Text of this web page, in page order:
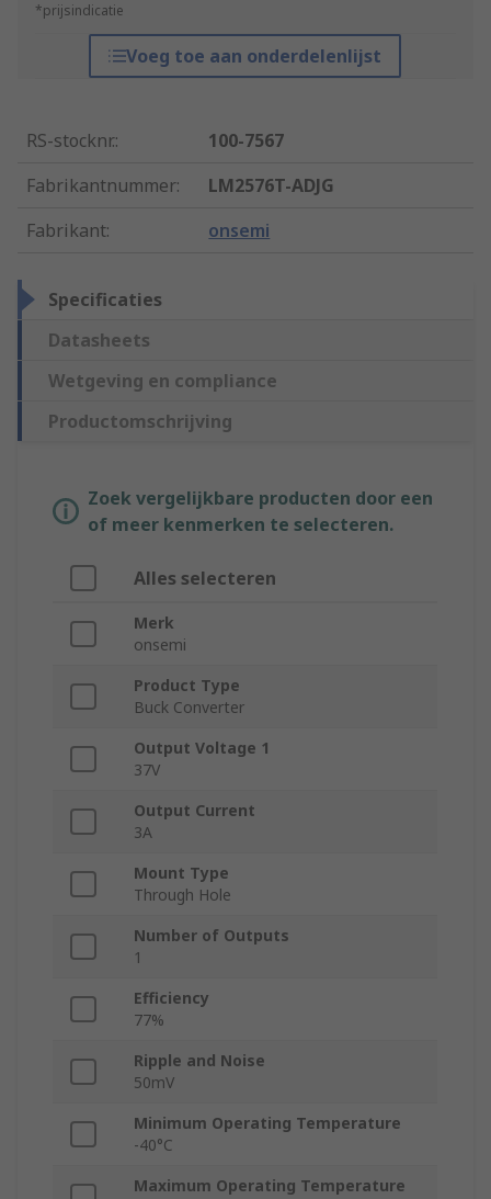
*prijsindicatie
Voeg toe aan onderdelenlijst
RS-stocknr.:
100-7567
Fabrikantnummer:
LM2576T-ADJG
Fabrikant: onsemi
Specificaties
Datasheets
Wetgeving en compliance
Productomschrijving
Zoek vergelijkbare producten door een
of meer kenmerken te selecteren.
Alles selecteren
Merk
onsemi
Product Type
Buck Converter
Output Voltage 1
37V
Output Current
3A
Mount Type
Through Hole
Number of Outputs
1
Efficiency
77%
Ripple and Noise
50mV
Minimum Operating Temperature
-40°C
Maximum Operating Temperature